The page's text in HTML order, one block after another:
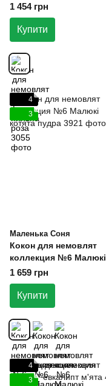
1 454 грн
Купити
4
3
Маленька Соня
Кокон для немовлят
коллекция №6 Малюкі
котята пудра
1 659 грн
Купити
4
3